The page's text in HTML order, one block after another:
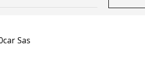
Sas